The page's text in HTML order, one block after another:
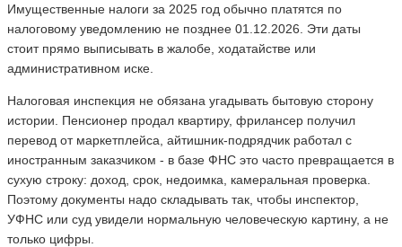
Имущественные налоги за 2025 год обычно платятся по
налоговому уведомлению не позднее 01.12.2026. Эти даты
стоит прямо выписывать в жалобе, ходатайстве или
административном иске.
Налоговая инспекция не обязана угадывать бытовую сторону
истории. Пенсионер продал квартиру, фрилансер получил
перевод от маркетплейса, айтишник-подрядчик работал с
иностранным заказчиком - в базе ФНС это часто превращается в
сухую строку: доход, срок, недоимка, камеральная проверка.
Поэтому документы надо складывать так, чтобы инспектор,
УФНС или суд увидели нормальную человеческую картину, а не
только цифры.